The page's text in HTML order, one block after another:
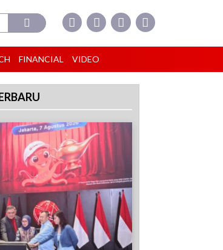
FINANCIAL VIDEO